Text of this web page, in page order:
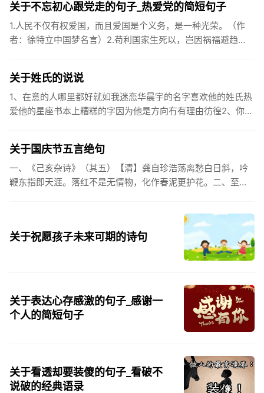
关于不忘初心跟党走的句子_热爱党的简短句子
1.人民不仅有权爱国，而且爱国是个义务，是一种光荣。（作
者：徐特立中国梦名言）2.苟利国家生死以，岂因祸福避趋
关于姓氏的说说
1、在意的人哪里都好就如我迷恋华晨宇的名字喜欢他的姓氏热
爱他的星座书本上糟糕的字因为他是方向冇有理由彷徨2、你的
关于国庆节五言绝句
一、《己亥杂诗》（其五）【清】龚自珍浩荡离愁白日斜，吟
鞭东指即天涯。落红不是无情物，化作春泥更护花。二、至今
关于祝愿孩子未来可期的诗句
关于表达心存感激的句子_感谢一
个人的简短句子
关于看透却要装傻的句子_看破不
说破的经典语录